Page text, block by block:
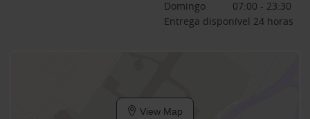
Domingo
07:00 - 23:30
Entrega disponível 24 horas
View Map